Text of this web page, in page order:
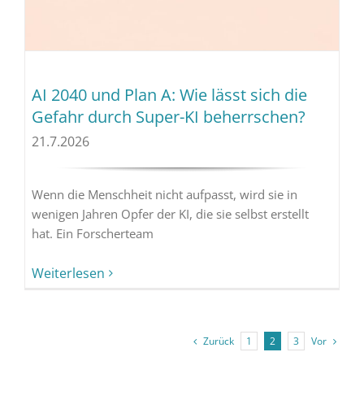
AI 2040 und Plan A: Wie lässt sich die
Gefahr durch Super-KI beherrschen?
21.7.2026
Wenn die Menschheit nicht aufpasst, wird sie in
wenigen Jahren Opfer der KI, die sie selbst erstellt
hat. Ein Forscherteam
Weiterlesen
Zurück 1 2 3 Vor